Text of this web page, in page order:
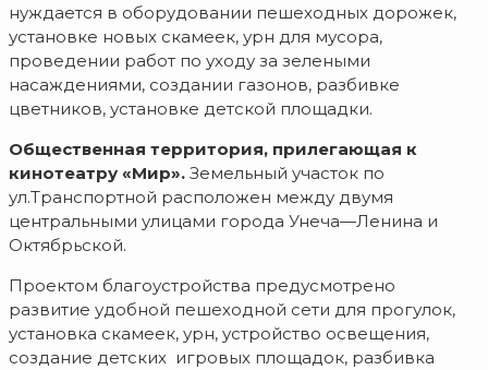
нуждается в оборудовании пешеходных дорожек,
установке новых скамеек, урн для мусора,
проведении работ по уходу за зелеными
насаждениями, создании газонов, разбивке
цветников, установке детской площадки.
Общественная территория, прилегающая к
кинотеатру «Мир». Земельный участок по
ул.Транспортной расположен между двумя
центральными улицами города Унеча—Ленина и
Октябрьской.
Проектом благоустройства предусмотрено
развитие удобной пешеходной сети для прогулок,
установка скамеек, урн, устройство освещения,
создание детских игровых площадок, разбивка